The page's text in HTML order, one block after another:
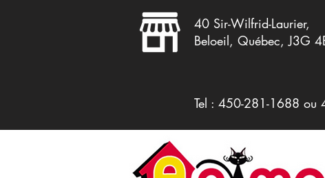
40 Sir-Wilfrid-Laurier,
Beloeil, Québec, J3G
Tel : 450-281-1688 ou